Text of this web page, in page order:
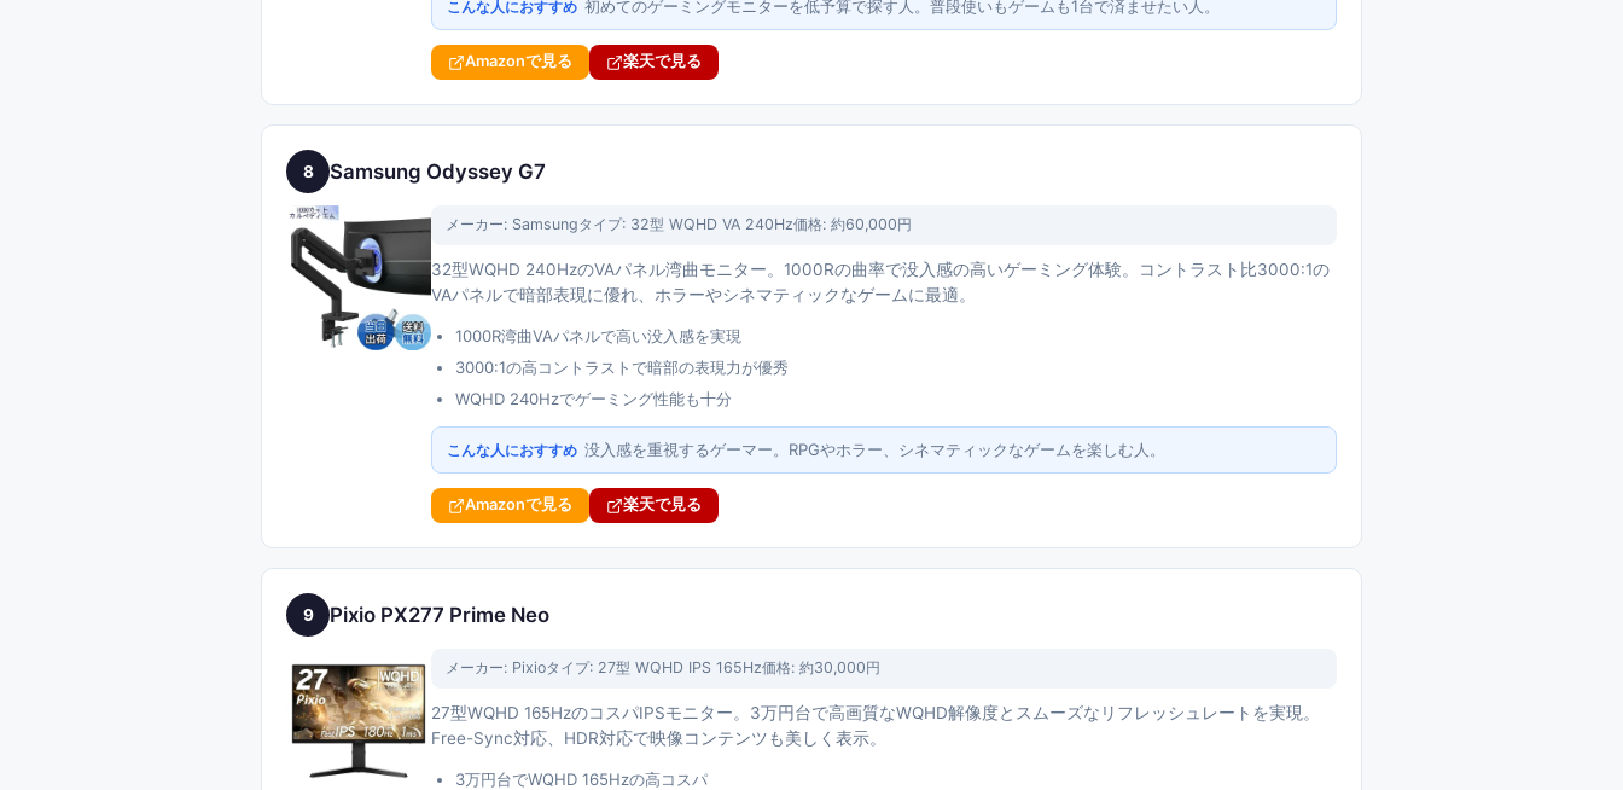
こんな人におすすめ 初めてのゲーミングモニターを低予算で探す人。普段使いもゲームも1台で済ませたい人。
Amazonで見る 楽天で見る
8 Samsung Odyssey G7
メーカー: Samsungタイプ: 32型 WQHD VA 240Hz価格: 約60,000円
32型WQHD 240HzのVAパネル湾曲モニター。1000Rの曲率で没入感の高いゲーミング体験。コントラスト比3000:1の
VAパネルで暗部表現に優れ、ホラーやシネマティックなゲームに最適。
1000R湾曲VAパネルで高い没入感を実現
3000:1の高コントラストで暗部の表現力が優秀
WQHD 240Hzでゲーミング性能も十分
こんな人におすすめ 没入感を重視するゲーマー。RPGやホラー、シネマティックなゲームを楽しむ人。
Amazonで見る 楽天で見る
9 Pixio PX277 Prime Neo
メーカー: Pixioタイプ: 27型 WQHD IPS 165Hz価格: 約30,000円
27型WQHD 165HzのコスパIPSモニター。3万円台で高画質なWQHD解像度とスムーズなリフレッシュレートを実現。
Free-Sync対応、HDR対応で映像コンテンツも美しく表示。
3万円台でWQHD 165Hzの高コスパ